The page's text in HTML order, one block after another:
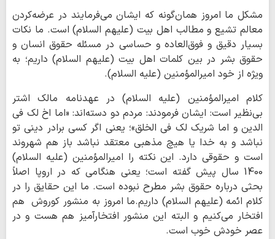
مشکل ما امروز همان‌گونه که ایشان می‌فرمایند در عرضه‌کردن
معالم تشیع و مطالب اهل بیت (علیهم السلام) است. ما نکات
بسیار دقیق و فوق‌العاده و حساسی در مسئله حقوق انسان و
حقوق بشر در بین کلمات اهل بیت (علیهم السلام) داریم؛ به‌
ویژه از خود امیرالمؤمنین (علیه السلام).
کلام امیرالمؤمنین (علیه السلام) در عهدنامه مالک اشتر
بی‌نظیر است: ایشان فرمودند: مردم دو دسته‌اند: «اما اخ لک فی
الدین و اما شریک لک فی الخلق»؛ یعنی اگر کسی برادر دینی تو
نباشد و به خدا یا هیچ مذهبی معتقد نباشد باز هم شهروند
است و حقوقی دارد. این نکته را امیرالمؤمنین (علیه السلام)
1400 سال پیش گفته است؛ یعنی هنگامی که در اروپا اصلاً
بحثی درباره حقوق بشر مطرح نبوده است. ما این حقایق را در
کلام ائمه (علیهم السلام) داریم.ما امروز به منشور کوروش هم
افتخار می‌کنیم و البته این منشور افتخارآمیز هم هست و در
عصر خودش خوب است.